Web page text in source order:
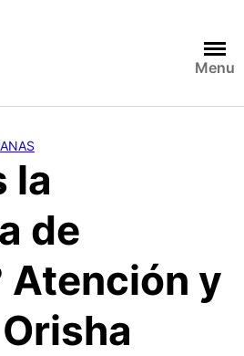
Menu
la
de
Atención y